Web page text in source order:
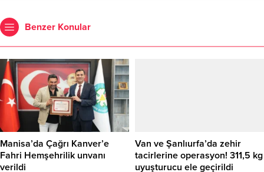
Benzer Konular
Manisa’da Çağrı Kanver’e
Fahri Hemşehrilik unvanı
verildi
Van ve Şanlıurfa’da zehir
tacirlerine operasyon! 311,5 kg
uyuşturucu ele geçirildi